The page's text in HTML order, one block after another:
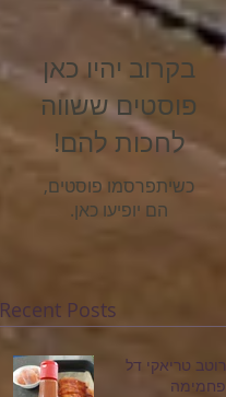
בקרוב יהיו כאן
פוסטים ששווה
לחכות להם!
כשיתפרסמו פוסטים,
הם יופיעו כאן.
Recent Posts
רוטב טריאקי דל
פחמימה